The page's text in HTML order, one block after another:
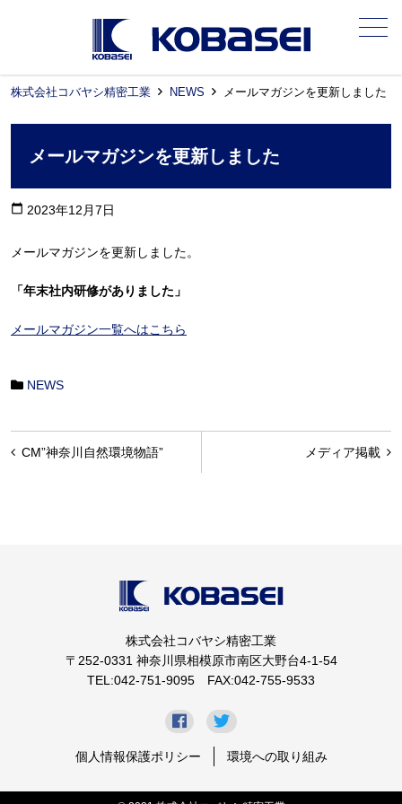
メニュー
株式会社コバヤシ精密工業 NEWS メールマガジンを更新しました
メールマガジンを更新しました
calendar_today 2023年12月7日
メールマガジンを更新しました。
「年末社内研修がありました」
メールマガジン一覧へはこちら
NEWS
投
メディア掲載
CM”神奈川自然環境物語”
株式会社コバヤシ精密工業
〒252-0331 神奈川県相模原市南区大野台4-1-54
TEL:042-751-9095 FAX:042-755-9533
個人情報保護ポリシー 環境への取り組み